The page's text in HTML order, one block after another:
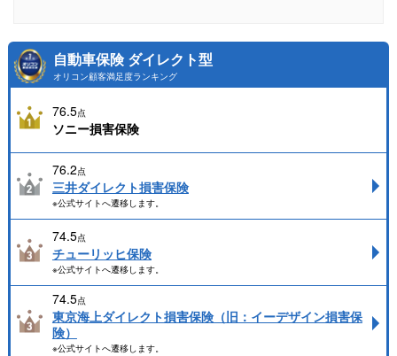
自動車保険 ダイレクト型
オリコン顧客満足度ランキング
76.5点
ソニー損害保険
76.2点
三井ダイレクト損害保険
※公式サイトへ遷移します。
74.5点
チューリッヒ保険
※公式サイトへ遷移します。
74.5点
東京海上ダイレクト損害保険（旧：イーデザイン損害保
険）
※公式サイトへ遷移します。